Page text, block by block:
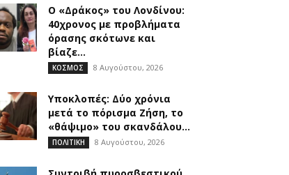
Ο «Δράκος» του Λονδίνου:
40χρονος με προβλήματα
όρασης σκότωνε και
βίαζε...
ΚΟΣΜΟΣ 8 Αυγούστου, 2026
Υποκλοπές: Δύο χρόνια
μετά το πόρισμα Ζήση, το
«θάψιμο» του σκανδάλου...
ΠΟΛΙΤΙΚΗ 8 Αυγούστου, 2026